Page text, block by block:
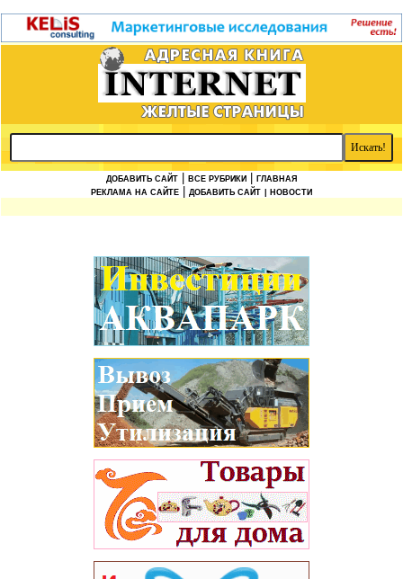
ДОБАВИТЬ САЙТ ВСЕ РУБРИКИ
ГЛАВНАЯ
РЕКЛАМА НА САЙТЕ
ДОБАВИТЬ САЙТ | НОВОСТИ